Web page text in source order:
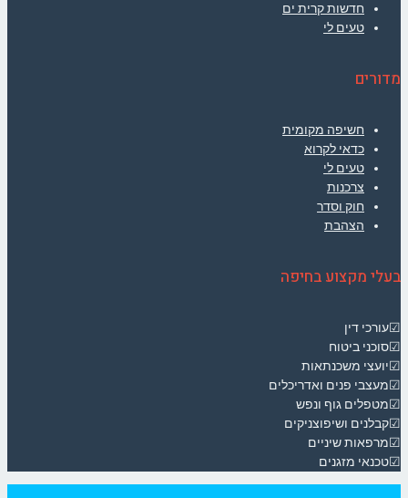
חדשות קרית ים
טעים לי
מדורים
חשיפה מקומית
כדאי לקרוא
טעים לי
צרכנות
חוק וסדר
הצהבת
בעלי מקצוע בחיפה
☑עורכי דין
☑סוכני ביטוח
☑יועצי משכנתאות
☑מעצבי פנים ואדריכלים
☑מטפלים גוף ונפש
☑קבלנים ושיפוצניקים
☑מרפאות שיניים
☑טכנאי מזגנים